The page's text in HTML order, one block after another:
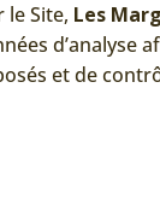
le Site, Les
d’analyse
et de